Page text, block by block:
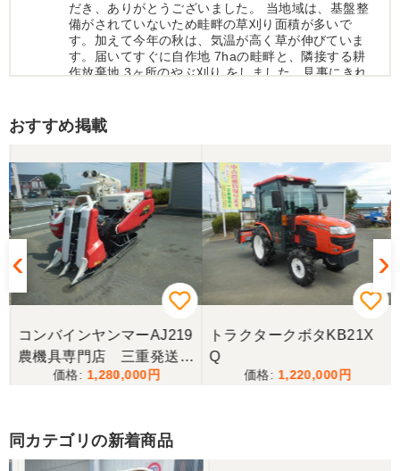
だき、ありがとうございました。 当地域は、基盤整
備がされていないため畦畔の草刈り面積が多いで
す。加えて今年の秋は、気温が高く草が伸びていま
す。届いてすぐに自作地 7haの畦畔と、隣接する耕
作放棄地 3ヶ所のやぶ刈り をしました。見事にきれ
本当にお世話になりました。とにかく対応が素晴ら
しかったです。助かりました。 必要な農機具があっ
たら、まずチェックしようと思っています。 ありが
とうございました。
おすすめ掲載
コンバインヤンマーAJ219
農機具専門店 三重発送整
備済み
1,280,000
トラクタークボタKB21X
Q
1,220,000
同カテゴリの新着商品